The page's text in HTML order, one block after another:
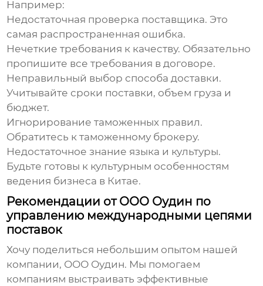
Например:
Недостаточная проверка поставщика. Это
самая распространенная ошибка.
Нечеткие требования к качеству. Обязательно
пропишите все требования в договоре.
Неправильный выбор способа доставки.
Учитывайте сроки поставки, объем груза и
бюджет.
Игнорирование таможенных правил.
Обратитесь к таможенному брокеру.
Недостаточное знание языка и культуры.
Будьте готовы к культурным особенностям
ведения бизнеса в Китае.
Рекомендации от ООО Оудин по
управлению международными цепями
поставок
Хочу поделиться небольшим опытом нашей
компании, ООО Оудин. Мы помогаем
компаниям выстраивать эффективные